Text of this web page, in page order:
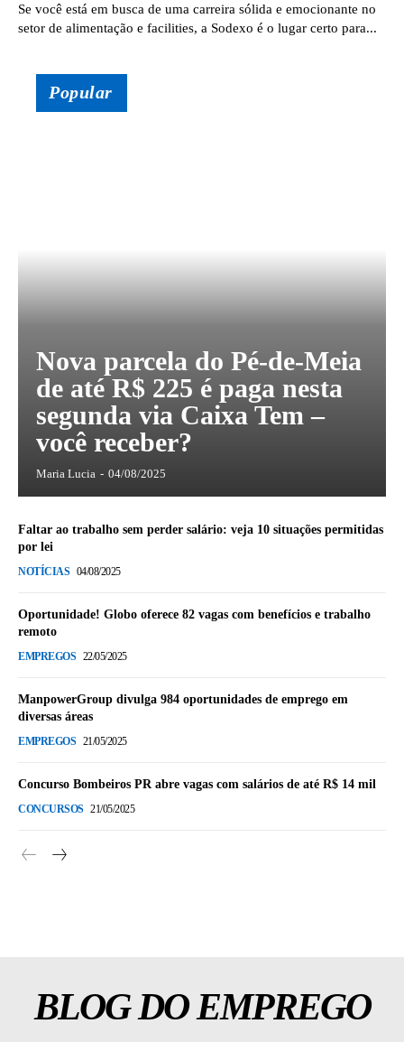
Se você está em busca de uma carreira sólida e emocionante no
setor de alimentação e facilities, a Sodexo é o lugar certo para...
Popular
Nova parcela do Pé-de-Meia
de até R$ 225 é paga nesta
segunda via Caixa Tem –
você receber?
Maria Lucia - 04/08/2025
Faltar ao trabalho sem perder salário: veja 10 situações permitidas
por lei
NOTÍCIAS 04/08/2025
Oportunidade! Globo oferece 82 vagas com benefícios e trabalho
remoto
EMPREGOS 22/05/2025
ManpowerGroup divulga 984 oportunidades de emprego em
diversas áreas
EMPREGOS 21/05/2025
Concurso Bombeiros PR abre vagas com salários de até R$ 14 mil
CONCURSOS 21/05/2025
BLOG DO EMPREGO